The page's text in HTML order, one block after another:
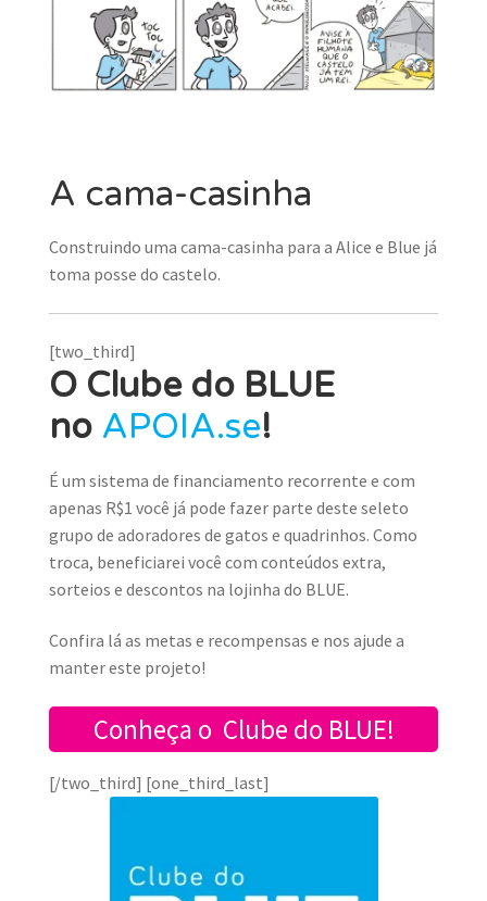
MINHA CONTA
CARRINHO
A cama-casinha
Construindo uma cama-casinha para a Alice e Blue já
toma posse do castelo.
[two_third]
O Clube do BLUE
no APOIA.se!
É um sistema de financiamento recorrente e com
apenas R$1 você já pode fazer parte deste seleto
grupo de adoradores de gatos e quadrinhos. Como
troca, beneficiarei você com conteúdos extra,
sorteios e descontos na lojinha do BLUE.
Confira lá as metas e recompensas e nos ajude a
manter este projeto!
Conheça o Clube do BLUE!
[/two_third] [one_third_last]